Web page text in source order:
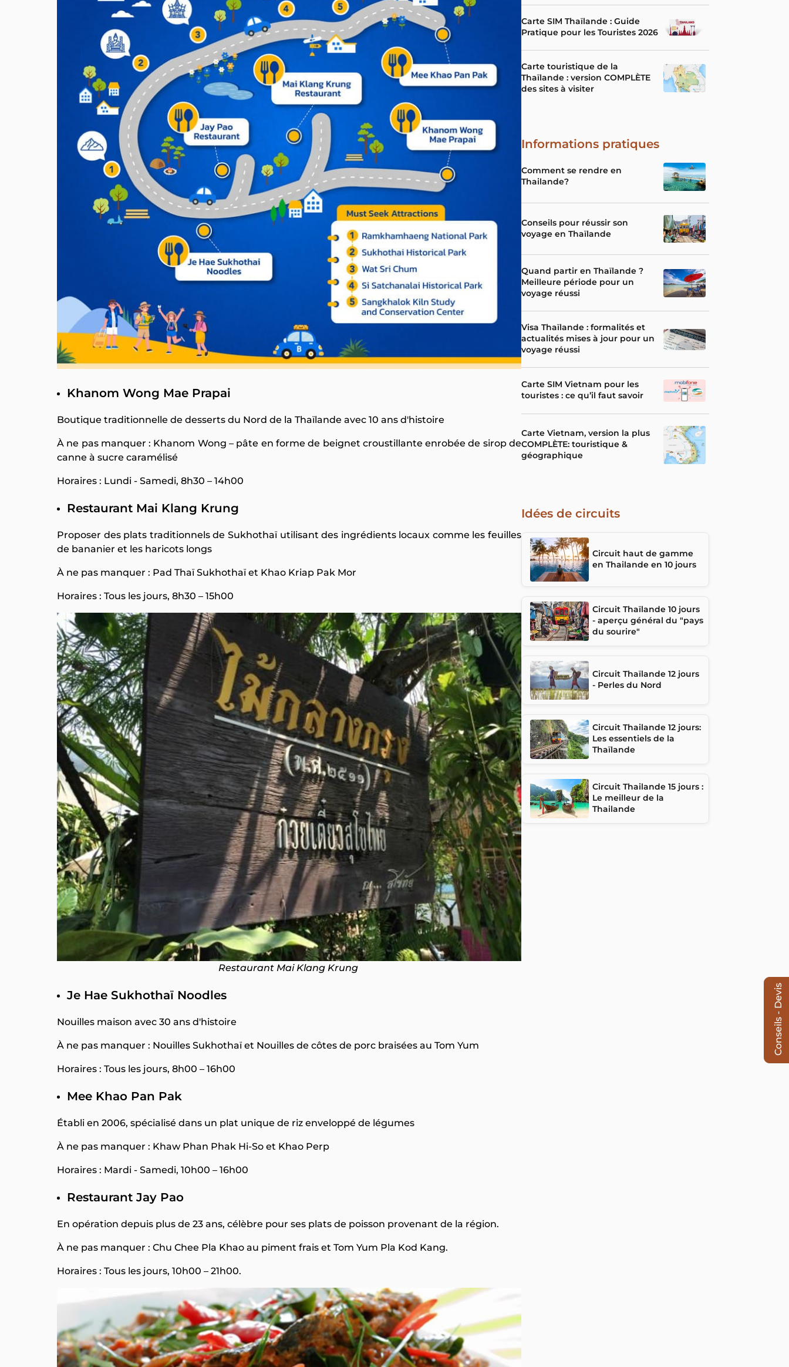
Khanom Wong Mae Prapai
Boutique traditionnelle de desserts du Nord de la Thaïlande avec 10 ans d'histoire
À ne pas manquer : Khanom Wong – pâte en forme de beignet croustillante enrobée de sirop de
canne à sucre caramélisé
Horaires : Lundi - Samedi, 8h30 – 14h00
Restaurant Mai Klang Krung
Proposer des plats traditionnels de Sukhothaï utilisant des ingrédients locaux comme les feuilles
de bananier et les haricots longs
À ne pas manquer : Pad Thaï Sukhothaï et Khao Kriap Pak Mor
Horaires : Tous les jours, 8h30 – 15h00
Restaurant Mai Klang Krung
Je Hae Sukhothaï Noodles
Nouilles maison avec 30 ans d'histoire
À ne pas manquer : Nouilles Sukhothaï et Nouilles de côtes de porc braisées au Tom Yum
Horaires : Tous les jours, 8h00 – 16h00
Mee Khao Pan Pak
Établi en 2006, spécialisé dans un plat unique de riz enveloppé de légumes
À ne pas manquer : Khaw Phan Phak Hi-So et Khao Perp
Horaires : Mardi - Samedi, 10h00 – 16h00
Restaurant Jay Pao
En opération depuis plus de 23 ans, célèbre pour ses plats de poisson provenant de la région.
À ne pas manquer : Chu Chee Pla Khao au piment frais et Tom Yum Pla Kod Kang.
Horaires : Tous les jours, 10h00 – 21h00.
Carte SIM Thaïlande : Guide
Pratique pour les Touristes 2026
Carte touristique de la
Thaïlande : version COMPLÈTE
des sites à visiter
Informations pratiques
Comment se rendre en
Thailande?
Conseils pour réussir son
voyage en Thaïlande
Quand partir en Thaïlande ?
Meilleure période pour un
voyage réussi
Visa Thaïlande : formalités et
actualités mises à jour pour un
voyage réussi
Carte SIM Vietnam pour les
touristes : ce qu’il faut savoir
Carte Vietnam, version la plus
COMPLÈTE: touristique &
géographique
Idées de circuits
Circuit haut de gamme
en Thailande en 10 jours
Circuit Thaïlande 10 jours
- aperçu général du "pays
du sourire"
Circuit Thaïlande 12 jours
- Perles du Nord
Circuit Thailande 12 jours:
Les essentiels de la
Thaïlande
Circuit Thailande 15 jours :
Le meilleur de la
Thailande
Conseils - Devis